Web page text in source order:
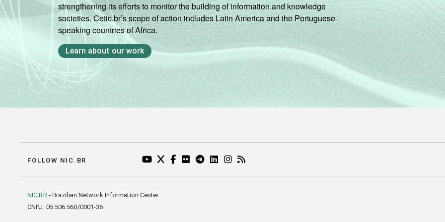
strengthening its efforts to monitor the building of information and knowledge
societies. Cetic.br’s scope of action includes Latin America and the Portuguese-
speaking countries of Africa.
Learn about our work
FOLLOW NIC.BR YOUTUBE DO NIC.BR (ABRE EM NOVA ABA)
TWITTER DO NIC.BR (ABRE EM NOVA ABA)
FACEBOOK DO NIC.BR (ABRE EM NOVA ABA)
FLICKR DO NIC.BR (ABRE EM NOVA ABA)
TELEGRAM DO NIC.BR (ABRE EM NOVA ABA)
LINKEDIN DO NIC.BR (ABRE EM NOVA ABA)
INSTAGRAM DO NIC.BR (ABRE EM NOVA ABA)
RSS DO NIC.BR (ABRE EM NOVA ABA)
NIC.BR- Brazilian Network Information Center
CNPJ: 05.506.560/0001-36